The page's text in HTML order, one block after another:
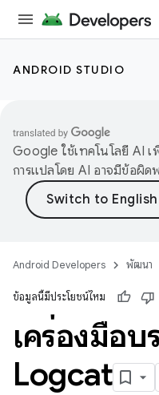
ANDROID STUDIO
Google ใช้เทคโนโลยี AI
การแปลโดย AI อาจมีข้อผิด
Android Developers พัฒนา
ข้อมูลนี้มีประโยชน์ไหม
เครื่องมือบ
Logcat